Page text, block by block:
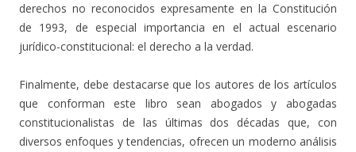
derechos no reconocidos expresamente en la Constitución
de 1993, de especial importancia en el actual escenario
jurídico-constitucional: el derecho a la verdad.
Finalmente, debe destacarse que los autores de los artículos
que conforman este libro sean abogados y abogadas
constitucionalistas de las últimas dos décadas que, con
diversos enfoques y tendencias, ofrecen un moderno análisis